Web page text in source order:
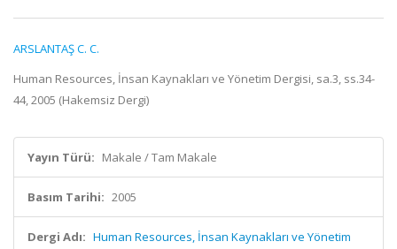
ARSLANTAŞ C. C.
Human Resources, İnsan Kaynakları ve Yönetim Dergisi, sa.3, ss.34-
44, 2005 (Hakemsiz Dergi)
Yayın Türü: Makale / Tam Makale
Basım Tarihi: 2005
Dergi Adı: Human Resources, İnsan Kaynakları ve Yönetim